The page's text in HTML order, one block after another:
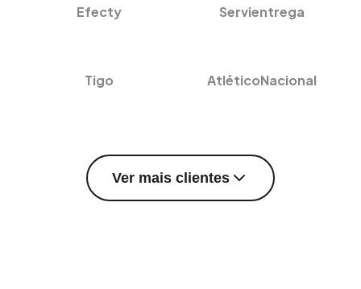
Efecty Servientrega
Tigo AtléticoNacional
Ver mais clientes